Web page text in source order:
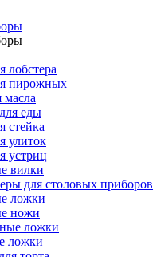
лобстера
пирожных
еды
стейка
улиток
устриц
вилки
для столовых приборов
ложки
ножи
ложки
ложки